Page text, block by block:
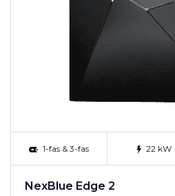
1-fas & 3-fas 22 kW
NexBlue Edge 2